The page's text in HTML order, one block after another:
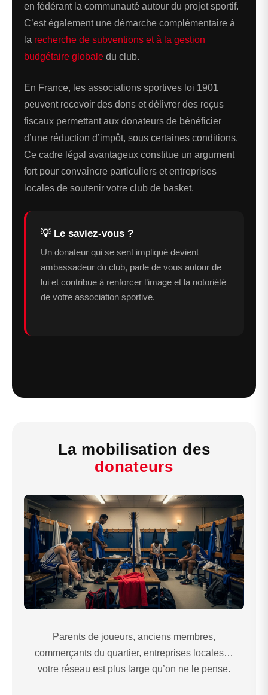
en fédérant la communauté autour du projet sportif.
C’est également une démarche complémentaire à
la recherche de subventions et à la gestion
budgétaire globale du club.
En France, les associations sportives loi 1901
peuvent recevoir des dons et délivrer des reçus
fiscaux permettant aux donateurs de bénéficier
d’une réduction d’impôt, sous certaines conditions.
Ce cadre légal avantageux constitue un argument
fort pour convaincre particuliers et entreprises
locales de soutenir votre club de basket.
💡 Le saviez-vous ?
Un donateur qui se sent impliqué devient
ambassadeur du club, parle de vous autour de
lui et contribue à renforcer l’image et la notoriété
de votre association sportive.
La mobilisation des
donateurs
Parents de joueurs, anciens membres,
commerçants du quartier, entreprises locales…
votre réseau est plus large qu’on ne le pense.